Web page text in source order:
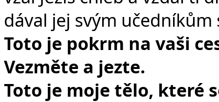
dával jej svým učedníkům
Toto je pokrm na vaši
Vezměte a jezte.
Toto je moje tělo, které